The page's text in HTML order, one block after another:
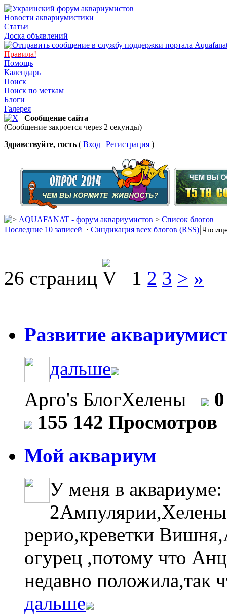
Новости аквариумистики
Статьи
Доска объявлений
Правила!
Помощь
Календарь
Поиск
Поиск по меткам
Блоги
Галерея
Сообщение сайта
(Сообщение закроется через 2 секунды)
Здравствуйте, гость ( Вход | Регистрация )
AQUAFANAT - форум аквариумистов > Список блогов
Последние 10 записей · Синдикация всех блогов (RSS)
26 страниц 1 2 3 > »
Развитие
дальше
Арго's БлогХелены
155 142 Просмотров
Мой аквариум
У меня в аквариуме:
рерио,креветки
огурец ,потому что
недавно положила,так
дальше